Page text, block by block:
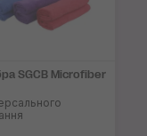
SGCB Microfiber